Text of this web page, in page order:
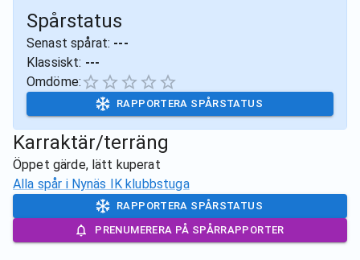
Spårstatus
Senast spårat: ---
Klassiskt: ---
Omdöme:
RAPPORTERA SPÅRSTATUS
Karraktär/terräng
Öppet gärde, lätt kuperat
Alla spår i Nynäs IK klubbstuga
RAPPORTERA SPÅRSTATUS
PRENUMERERA PÅ SPÅRRAPPORTER